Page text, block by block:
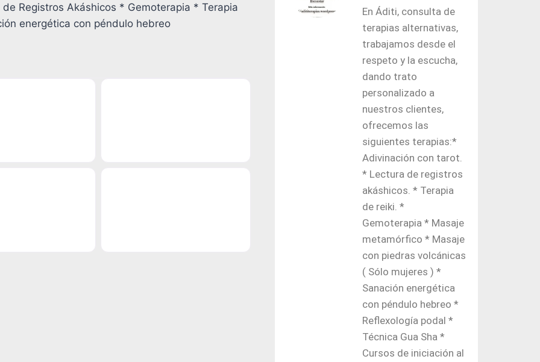
Registros Akáshicos * Gemoterapia * Terapia
energética con péndulo hebreo
En Áditi, consulta de
terapias alternativas,
trabajamos desde el
respeto y la escucha,
dando trato
personalizado a
nuestros clientes,
ofrecemos las
siguientes terapias:*
Adivinación con tarot.
* Lectura de registros
akáshicos. * Terapia
de reiki. *
Gemoterapia * Masaje
metamórfico * Masaje
con piedras volcánicas
( Sólo mujeres ) *
Sanación energética
con péndulo hebreo *
Reflexología podal *
Técnica Gua Sha *
Cursos de iniciación al